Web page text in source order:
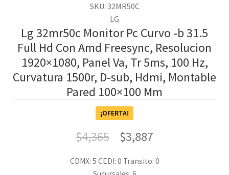
SKU: 32MR50C
LG
Lg 32mr50c Monitor Pc Curvo -b 31.5
Full Hd Con Amd Freesync, Resolucion
1920×1080, Panel Va, Tr 5ms, 100 Hz,
Curvatura 1500r, D-sub, Hdmi, Montable
Pared 100×100 Mm
¡OFERTA!
$4,365 $3,887
CDMX: 5 CEDI: 0 Transito: 0